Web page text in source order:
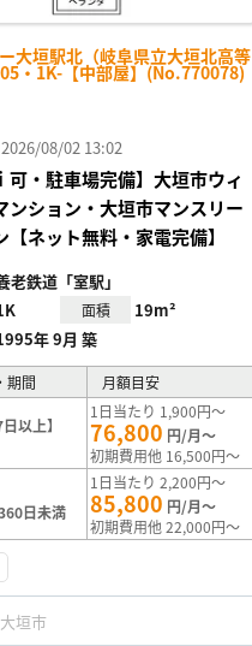
大垣駅北（岐阜県立大垣北高等
・1K-【中部屋】(No.770078)
08/02 13:02
可・駐車場完備】大垣市ウィ
ンション・大垣市マンスリー
【ネット無料・家電完備】
老鉄道「室駅」
面積 19m²
年 9月 築
期間 月額目安
以上】
1日当たり 1,900円～
76,800 円/月～
初期費用他 16,500円～
日未満
1日当たり 2,200円～
85,800 円/月～
初期費用他 22,000円～
大垣市